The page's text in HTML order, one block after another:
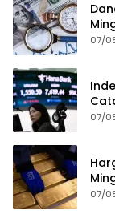
07/
07/
07/